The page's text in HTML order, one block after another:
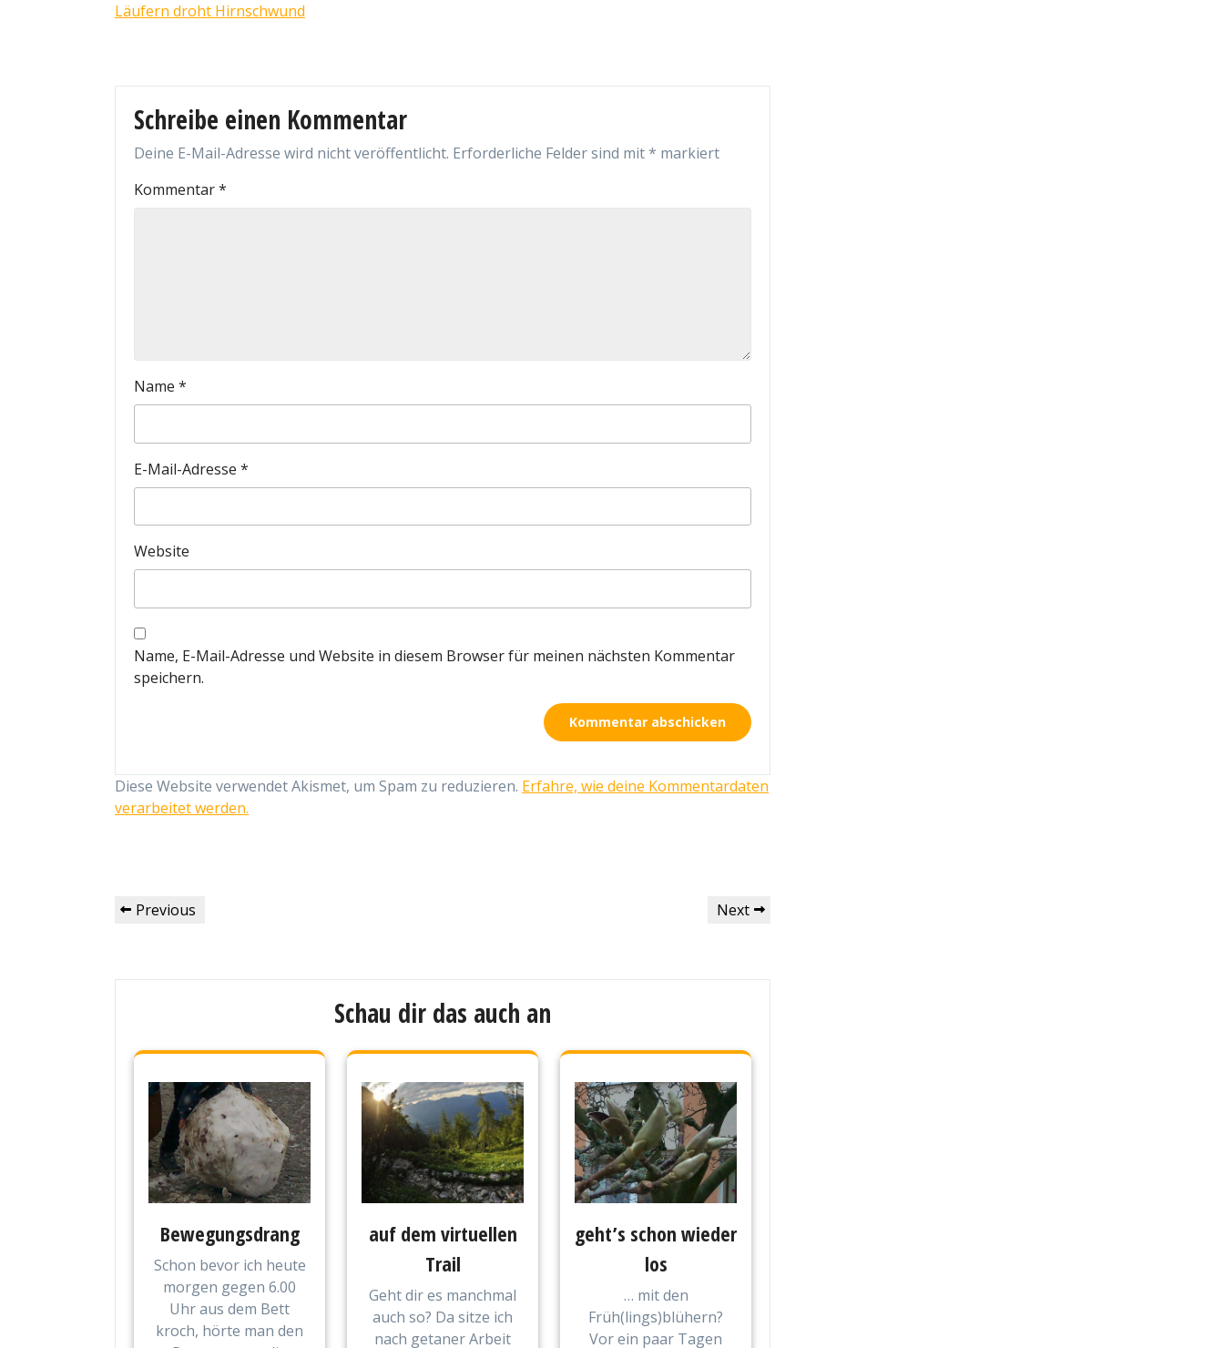
Läufern droht Hirnschwund
Schreibe einen Kommentar
Deine E-Mail-Adresse wird nicht veröffentlicht. Erforderliche Felder sind mit* markiert
Kommentar*
Name *
E-Mail-Adresse *
Website
Name, E-Mail-Adresse und Website in diesem Browser für meinen nächsten Kommentar
speichern.
Diese Website verwendet Akismet, um Spam zu reduzieren. Erfahre, wie deine Kommentardaten
verarbeitet werden.
Beitragsnavigation
Previous
Previous
Next
Next
Schau dir das auch an
Bewegungsdrang
Schon bevor ich heute
morgen gegen 6.00
Uhr aus dem Bett
kroch, hörte man den
auf dem virtuellen
Trail
Geht dir es manchmal
auch so? Da sitze ich
nach getaner Arbeit
geht’s schon wieder
los
… mit den
Früh(lings)blühern?
Vor ein paar Tagen